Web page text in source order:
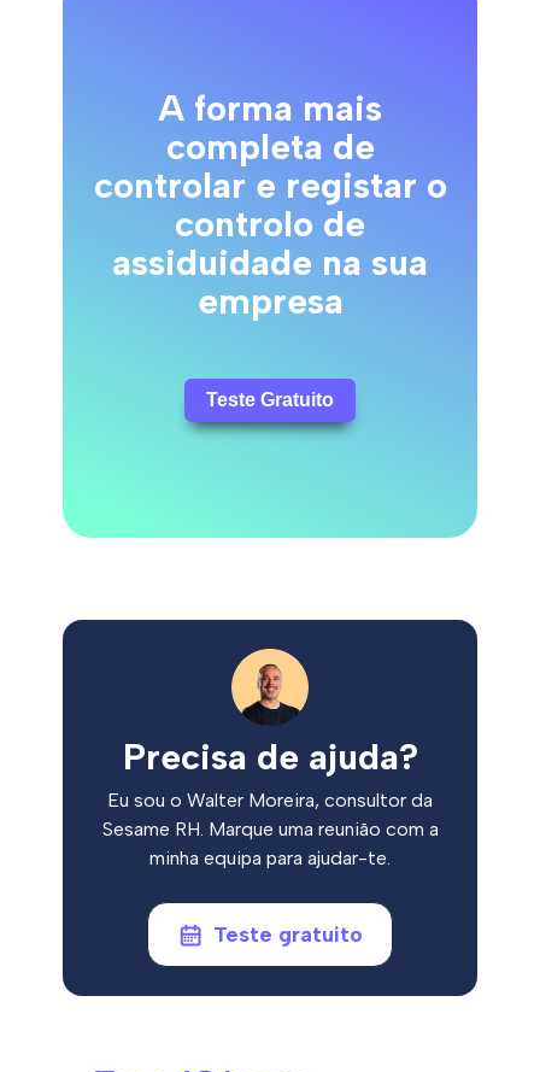
A forma mais
completa de
controlar e registar o
controlo de
assiduidade na sua
empresa
Teste Gratuito
Precisa de ajuda?
Eu sou o Walter Moreira, consultor da
Sesame RH. Marque uma reunião com a
minha equipa para ajudar-te.
Teste gratuito